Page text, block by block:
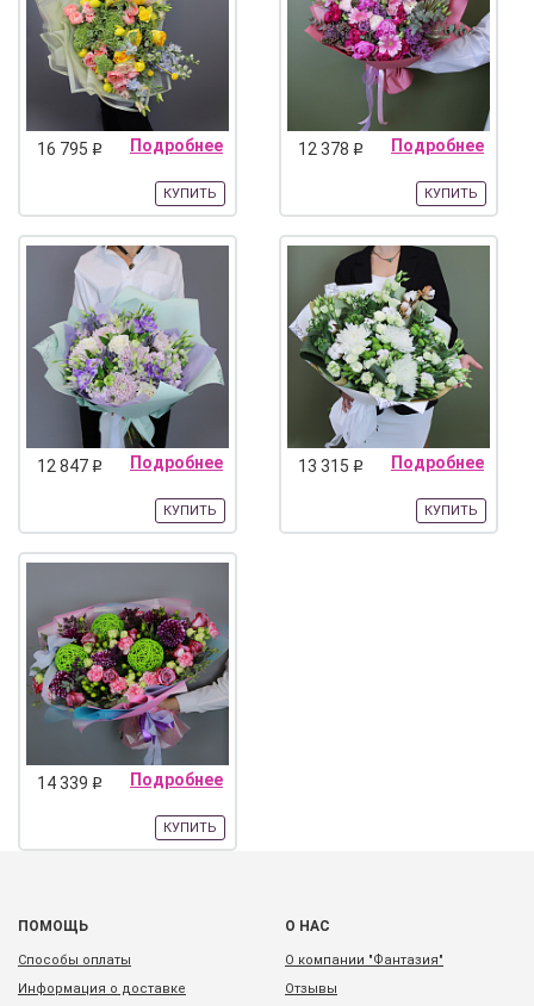
16 795 q Подробнее
КУПИТЬ
12 378 q Подробнее
КУПИТЬ
12 847 q Подробнее
КУПИТЬ
13 315 q Подробнее
КУПИТЬ
14 339 q Подробнее
КУПИТЬ
ПОМОЩЬ
Способы оплаты
Информация о доставке
О НАС
О компании "Фантазия"
Отзывы